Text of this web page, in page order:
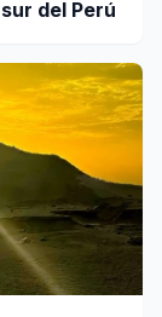
del Perú